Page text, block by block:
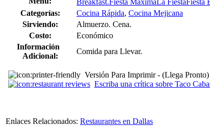
Breakfast.Fiesta MaximaLa FiestaFiesta
Categorías: Cocina Rápida, Cocina Mejicana
Sirviendo:
Almuerzo. Cena.
Costo:
Económico
Información
Adicional:
Comida para Llevar.
Versión Para Imprimir - (Llega Pronto)
Escriba una crítica sobre Taco
Enlaces Relacionados: Restaurantes en Dallas